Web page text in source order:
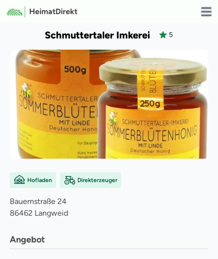
HeimatDirekt
Schmuttertaler Imkerei 5
Hofladen Direkterzeuger
Bauernstraße 24
86462 Langweid
Angebot